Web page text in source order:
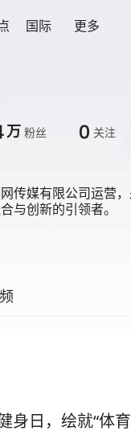
国际 更多
万 粉丝 0 关注
传媒有限公司运营
与创新的引领者。
身日，绘就“体